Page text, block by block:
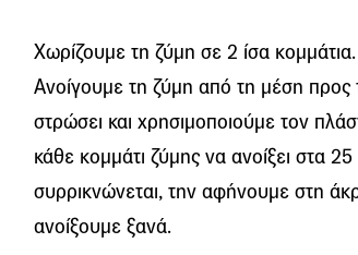
Χωρίζουμε τη ζύμη σε 2 ίσα
Ανοίγουμε τη ζύμη από τη μέση προς
στρώσει και χρησιμοποιούμε τον
κάθε κομμάτι ζύμης να ανοίξει στα
συρρικνώνεται, την αφήνουμε στη
ανοίξουμε ξανά.